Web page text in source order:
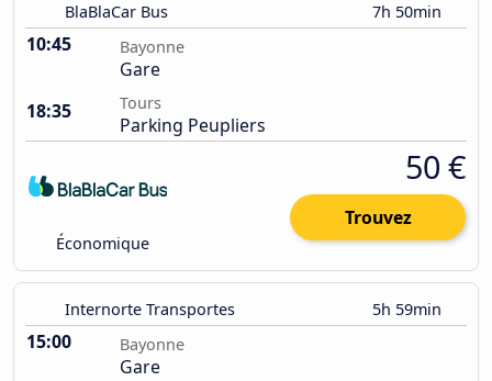
BlaBlaCar Bus 7h 50min
10:45 Bayonne
Gare
18:35
Tours
Parking Peupliers
Économique
50 €
Trouvez
Internorte Transportes 5h 59min
15:00 Bayonne
Gare